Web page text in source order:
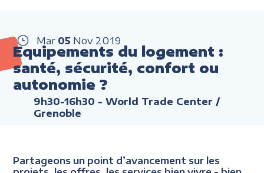
Mar 05 Nov 2019
Equipements du logement :
santé, sécurité, confort ou
autonomie ?
9h30-16h30 - World Trade Center /
Grenoble
Partageons un point d’avancement sur les